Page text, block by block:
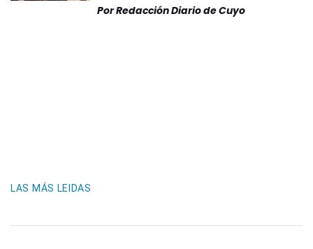
PorRedacción Diario de Cuyo
LAS MÁS LEIDAS